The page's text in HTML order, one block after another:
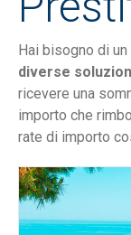
Hai bisogno di
diverse
ricevere una
importo che
rate di importo